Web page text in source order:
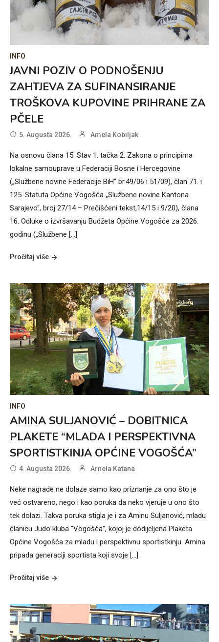
INFO
JAVNI POZIV O PODNOŠENJU
ZAHTJEVA ZA SUFINANSIRANJE
TROŠKOVA KUPOVINE PRIHRANE ZA
PČELE
5. Augusta 2026. Amela Kobiljak
Na osnovu člana 15. Stav 1. tačka 2. Zakona o principima
lokalne samouprave u Federaciji Bosne i Hercegovine
(„Službene novine Federacije BiH“ br.49/06 i 51/09), član 71. i
125. Statuta Općine Vogošća „Službene novine Kantona
Sarajevo“, broj 27/14 – Prečišćeni tekst,14/15 i 9/20), člana
16. Odluke o izvršavanju Budžeta Općine Vogošće za 2026.
godinu („Službene […]
Pročitaj više
INFO
AMINA SULJANOVIĆ – DOBITNICA
PLAKETE “MLADA I PERSPEKTIVNA
SPORTISTKINJA OPĆINE VOGOŠĆA”
4. Augusta 2026. Arnela Katana
Neke nagrade ne dolaze samo kao priznanje za ono što je
već ostvareno, nego i kao poruka da neko vjeruje u ono što
tek dolazi. Takva poruka stigla je i za Aminu Suljanović, mladu
članicu Judo kluba “Vogošća”, kojoj je dodijeljena Plaketa
Općine Vogošća za mladu i perspektivnu sportistkinju. Amina
pripada generaciji sportista koji svoje […]
Pročitaj više